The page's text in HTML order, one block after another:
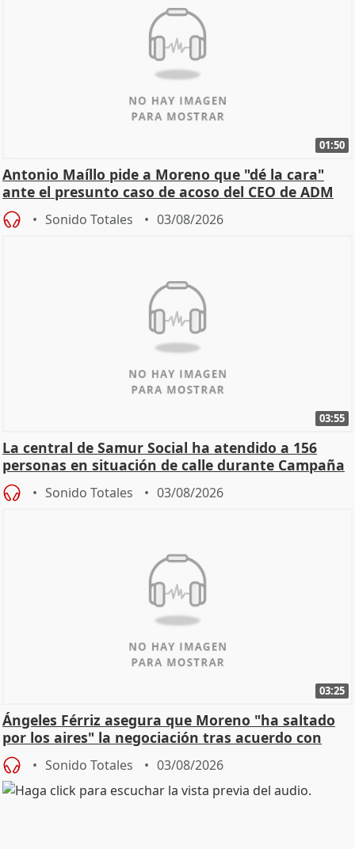
01:50
Antonio Maíllo pide a Moreno que "dé la cara"
ante el presunto caso de acoso del CEO de ADM
Sonido Totales 03/08/2026
03:55
La central de Samur Social ha atendido a 156
personas en situación de calle durante Campaña
de Calor
Sonido Totales 03/08/2026
03:25
Ángeles Férriz asegura que Moreno "ha saltado
por los aires" la negociación tras acuerdo con
SMA
Sonido Totales 03/08/2026